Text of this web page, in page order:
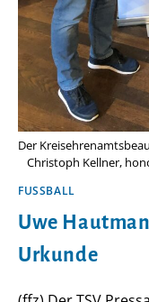
Der
Christoph Kellner,
FUSSBALL
Uwe
Urkunde